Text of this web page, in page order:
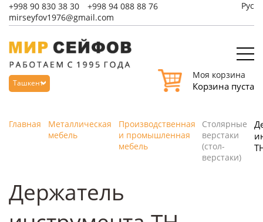
+998 90 830 38 30 +998 94 088 88 76
mirseyfov1976@gmail.com
Рус
Ташкент
Моя корзина
Корзина пуста
Главная
Металлическая
мебель
Производственная
и промышленная
мебель
Столярные
верстаки
(стол-
верстаки)
Держатель